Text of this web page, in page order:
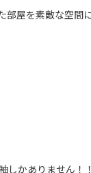
部屋を素敵な空間
しかありません！！